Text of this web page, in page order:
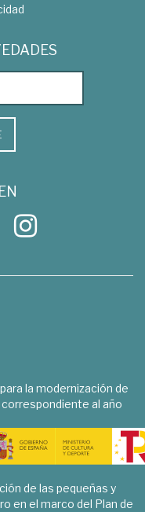
la modernización de
correspondiente al año
de las pequeñas y
en el marco del Plan de